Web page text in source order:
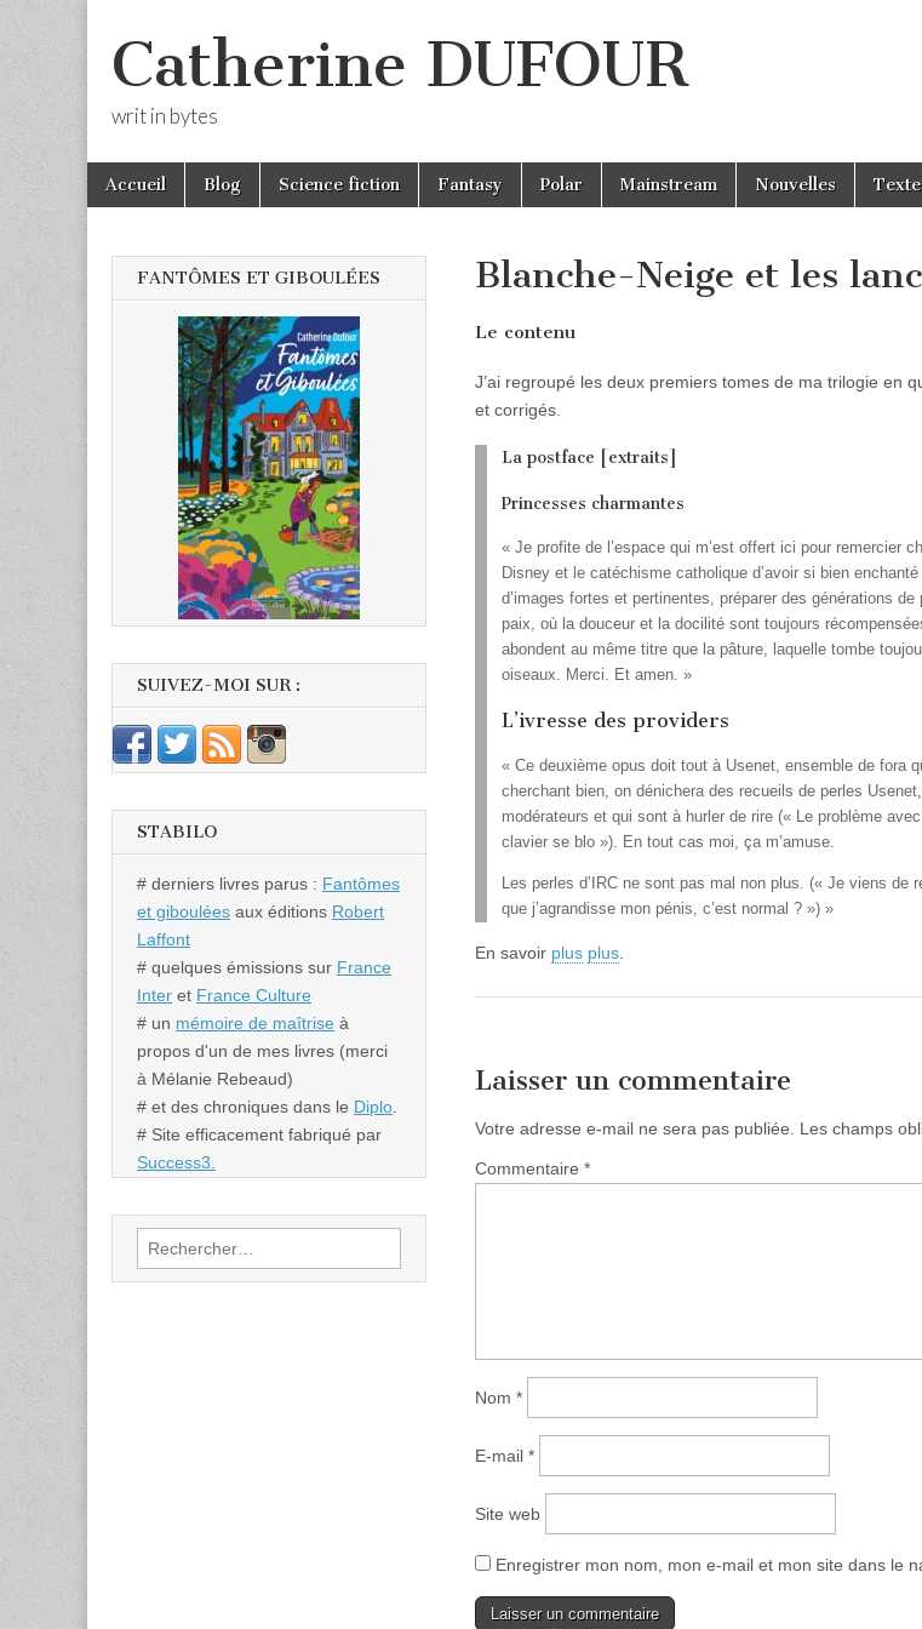
Catherine DUFOUR
writ in bytes
Main
menu
Skip
Accueil Blog Science fiction Fantasy Polar Mainstream Nouvelles
Blanche-Neige et les
Le contenu
J’ai regroupé les deux premiers tomes de ma trilogie en
et corrigés.
La postface [extraits]
Princesses charmantes
« Je profite de l’espace qui m’est offert ici pour remercier
Disney et le catéchisme catholique d’avoir si bien
d’images fortes et pertinentes, préparer des générations
paix, où la douceur et la docilité sont toujours
abondent au même titre que la pâture, laquelle tombe
oiseaux. Merci. Et amen. »
L’ivresse des providers
« Ce deuxième opus doit tout à Usenet, ensemble de fora
cherchant bien, on dénichera des recueils de perles
modérateurs et qui sont à hurler de rire (« Le problème
clavier se blo »). En tout cas moi, ça m’amuse.
Les perles d’IRC ne sont pas mal non plus. (« Je viens
que j’agrandisse mon pénis, c’est normal ? ») »
En savoir plus plus
Laisser un commentaire
Votre adresse e-mail ne sera pas publiée. Les champs
Commentaire *
Nom *
E-mail *
Site web
Enregistrer mon nom, mon e-mail et mon site dans le
FANTÔMES ET GIBOULÉES
SUIVEZ-MOI SUR :
STABILO
# derniers livres parus : Fantômes
et giboulées aux éditions Robert
Laffont
# quelques émissions sur France
Inter et France Culture
# un mémoire de maîtrise à
propos d'un de mes livres (merci
à Mélanie Rebeaud)
# et des chroniques dans le Diplo
# Site efficacement fabriqué par
Success3.
Rechercher :